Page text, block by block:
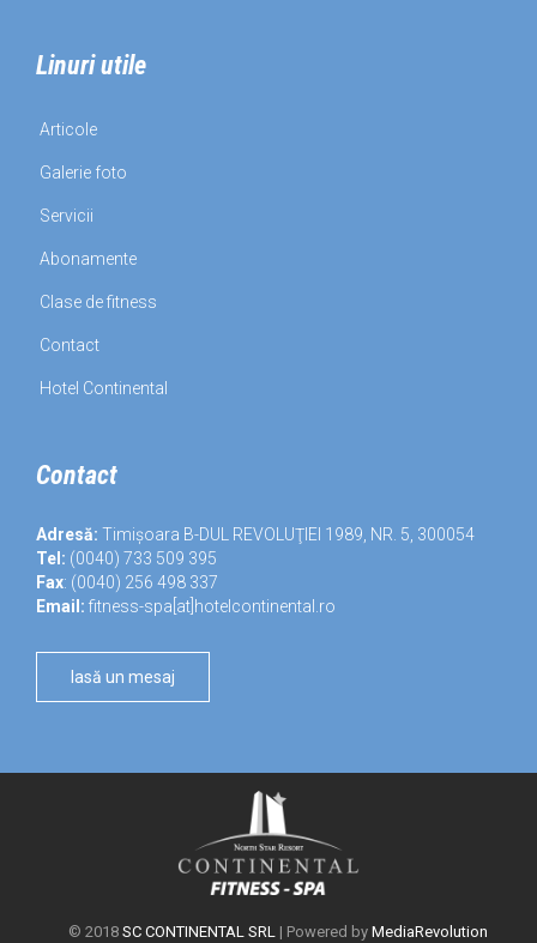
Linuri utile
Articole
Galerie foto
Servicii
Abonamente
Clase de fitness
Contact
Hotel Continental
Contact
Adresă: Timișoara B-DUL REVOLUŢIEI 1989, NR. 5, 300054
Tel: (0040) 733 509 395
Fax: (0040) 256 498 337
Email: fitness-spa[at]hotelcontinental.ro
lasă un mesaj
© 2018 SC CONTINENTAL SRL | Powered by MediaRevolution